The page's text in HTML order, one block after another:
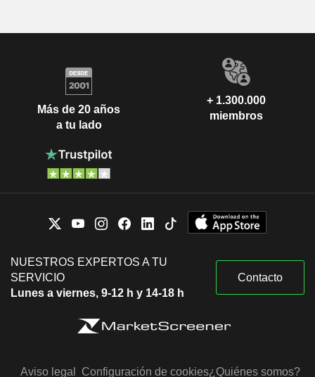
Más de 20 años
a tu lado
+ 1.300.000
miembros
NUESTROS EXPERTOS A TU
SERVICIO
Lunes a viernes, 9-12 h y 14-18 h
Contacto
Aviso legal Configuración de cookies¿Quiénes somos?